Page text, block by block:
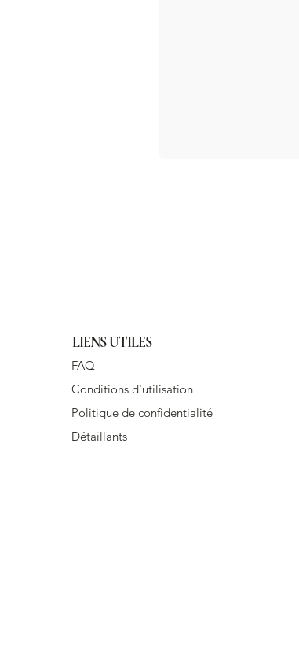
LIENS UTILES
FAQ
Conditions d'utilisation
Politique de confidentialité
Détaillants